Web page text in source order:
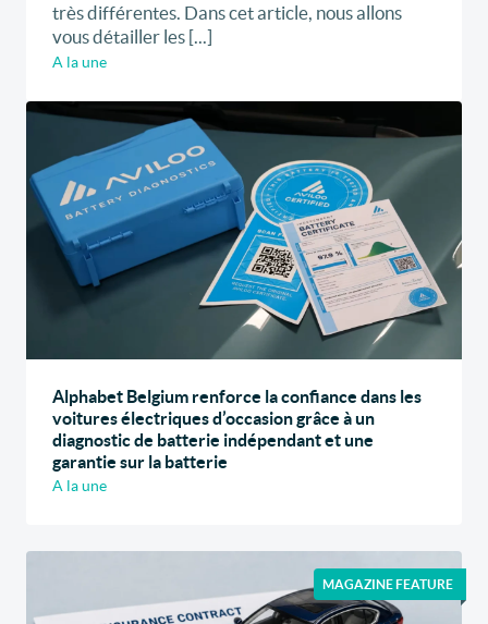
très différentes. Dans cet article, nous allons
vous détailler les [...]
A la une
Alphabet Belgium renforce la confiance dans les
voitures électriques d’occasion grâce à un
diagnostic de batterie indépendant et une
garantie sur la batterie
A la une
MAGAZINE FEATURE